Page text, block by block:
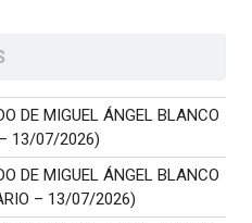
DE MIGUEL ÁNGEL BLANCO
13/07/2026)
DE MIGUEL ÁNGEL BLANCO
– 13/07/2026)